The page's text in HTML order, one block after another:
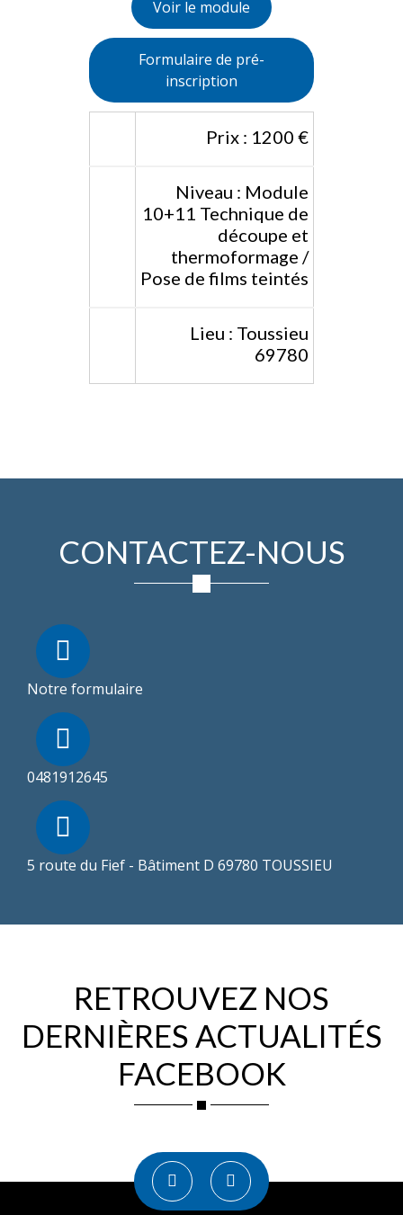
Voir le module
Formulaire de pré-
inscription
Prix : 1200 €
Niveau : Module
10+11 Technique de
découpe et
thermoformage /
Pose de films teintés
Lieu : Toussieu
69780
CONTACTEZ-NOUS
Notre formulaire
0481912645
5 route du Fief - Bâtiment D 69780 TOUSSIEU
RETROUVEZ NOS
DERNIÈRES ACTUALITÉS
FACEBOOK